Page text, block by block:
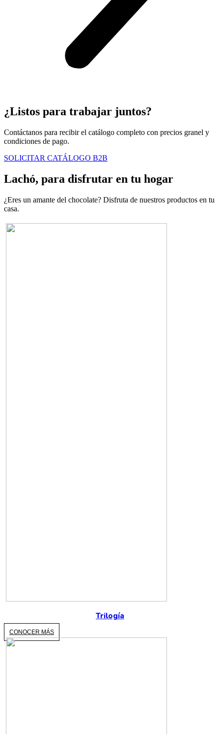
¿Listos para trabajar juntos?
Contáctanos para recibir el catálogo completo con precios granel y
condiciones de pago.
SOLICITAR CATÁLOGO B2B
Lachó, para disfrutar en tu hogar
¿Eres un amante del chocolate? Disfruta de nuestros productos en tu
casa.
Trilogía
CONOCER MÁS